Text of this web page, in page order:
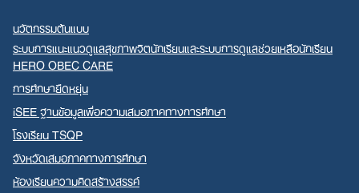
นวัตกรรมต้นแบบ
ระบบการแนะแนวดูแลสุขภาพจิตนักเรียนและระบบการดูแลช่วยเหลือนักเรียน
HERO OBEC CARE
การศึกษายืดหยุ่น
iSEE ฐานข้อมูลเพื่อความเสมอภาคทางการศึกษา
โรงเรียน TSQP
จังหวัดเสมอภาคทางการศึกษา
ห้องเรียนความคิดสร้างสรรค์